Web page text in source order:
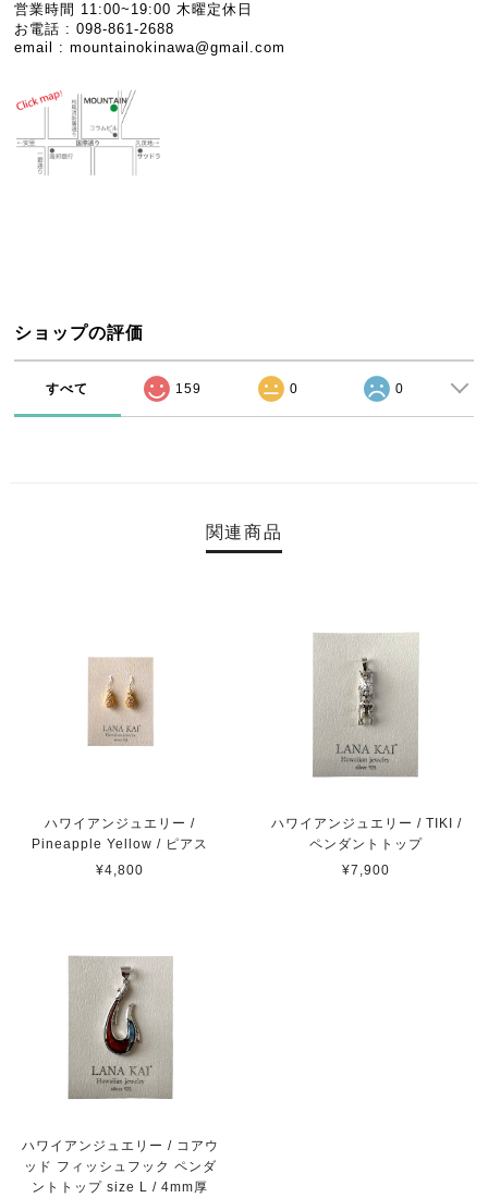
営業時間 11:00~19:00 木曜定休日
お電話 : 098-861-2688
email :mountainokinawa@gmail.com
ショップの評価
すべて 159 0 0
関連商品
ハワイアンジュエリー /
Pineapple Yellow / ピアス
¥4,800
ハワイアンジュエリー / TIKI /
ペンダントトップ
¥7,900
ハワイアンジュエリー / コアウ
ッド フィッシュフック ペンダ
ントトップ size L / 4mm厚